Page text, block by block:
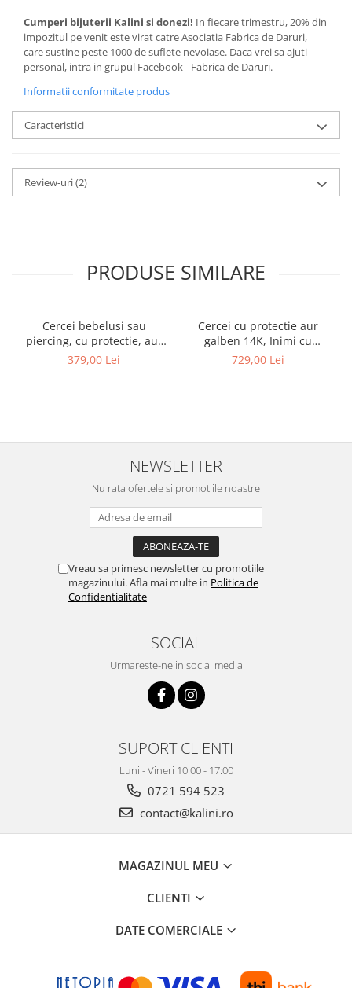
Cumperi bijuterii Kalini si donezi! In fiecare trimestru, 20% din
impozitul pe venit este virat catre Asociatia Fabrica de Daruri,
care sustine peste 1000 de suflete nevoiase. Daca vrei sa ajuti
personal, intra in grupul Facebook - Fabrica de Daruri.
Informatii conformitate produs
Caracteristici
Review-uri(2)
PRODUSE SIMILARE
Cercei bebelusi sau
piercing, cu protectie, aur
galben 14K, Rotunzi cu opal
379,00 Lei
Cercei cu protectie aur
galben 14K, Inimi cu
diamant lateral 5 mm
729,00 Lei
NEWSLETTER
Nu rata ofertele si promotiile noastre
Vreau sa primesc newsletter cu promotiile
magazinului. Afla mai multe in Politica de
Confidentialitate
SOCIAL
Urmareste-ne in social media
SUPORT CLIENTI
Luni - Vineri 10:00 - 17:00
0721 594 523
contact@kalini.ro
MAGAZINUL MEU
CLIENTI
DATE COMERCIALE